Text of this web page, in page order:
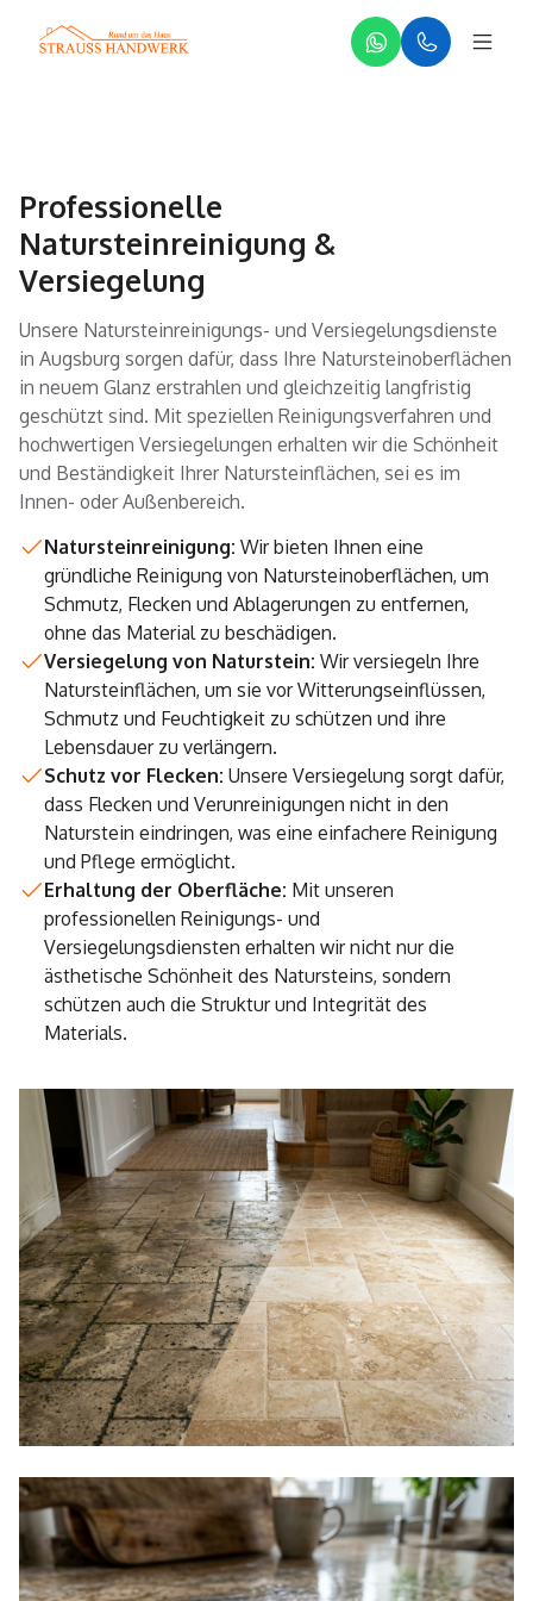
Professionelle
Natursteinreinigung &
Versiegelung
Unsere Natursteinreinigungs- und Versiegelungsdienste
in Augsburg sorgen dafür, dass Ihre Natursteinoberflächen
in neuem Glanz erstrahlen und gleichzeitig langfristig
geschützt sind. Mit speziellen Reinigungsverfahren und
hochwertigen Versiegelungen erhalten wir die Schönheit
und Beständigkeit Ihrer Natursteinflächen, sei es im
Innen- oder Außenbereich.
Natursteinreinigung: Wir bieten Ihnen eine
gründliche Reinigung von Natursteinoberflächen, um
Schmutz, Flecken und Ablagerungen zu entfernen,
ohne das Material zu beschädigen.
Versiegelung von Naturstein: Wir versiegeln Ihre
Natursteinflächen, um sie vor Witterungseinflüssen,
Schmutz und Feuchtigkeit zu schützen und ihre
Lebensdauer zu verlängern.
Schutz vor Flecken: Unsere Versiegelung sorgt dafür,
dass Flecken und Verunreinigungen nicht in den
Naturstein eindringen, was eine einfachere Reinigung
und Pflege ermöglicht.
Erhaltung der Oberfläche: Mit unseren
professionellen Reinigungs- und
Versiegelungsdiensten erhalten wir nicht nur die
ästhetische Schönheit des Natursteins, sondern
schützen auch die Struktur und Integrität des
Materials.